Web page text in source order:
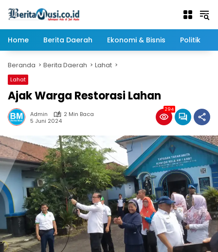
Home
Berita Daerah Ekonomi & Bisnis Politik
Beranda Berita Daerah Lahat
Lahat
Ajak Warga Restorasi Lahan
Admin
2 Min Baca
5 Juni 2024
294